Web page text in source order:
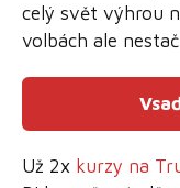
celý svět výhrou
volbách ale
Už 2x kurzy na